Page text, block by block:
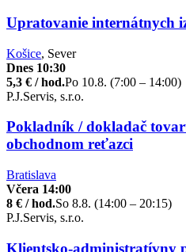
Upratovanie internátnych
Košice, Sever
Dnes 10:30
5,3 € / hod.Po 10.8. (7:00 – 14:00)
P.J.Servis, s.r.o.
Pokladník / dokladač
obchodnom reťazci
Bratislava
Včera 14:00
8 € / hod.So 8.8. (14:00 – 20:15)
P.J.Servis, s.r.o.
Klientsko-administratívny